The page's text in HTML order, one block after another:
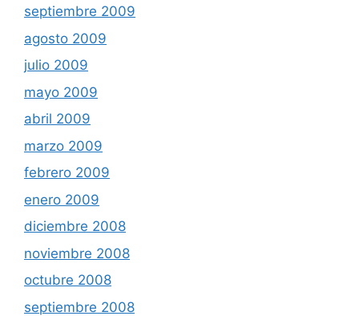
septiembre 2009
agosto 2009
julio 2009
mayo 2009
abril 2009
marzo 2009
febrero 2009
enero 2009
diciembre 2008
noviembre 2008
octubre 2008
septiembre 2008